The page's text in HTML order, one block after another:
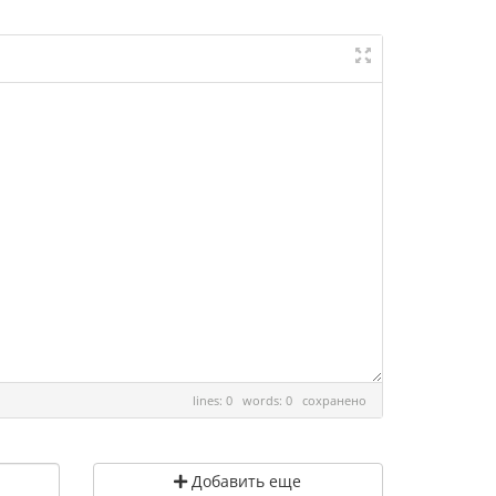
lines: 0 words: 0 сохранено
Добавить еще